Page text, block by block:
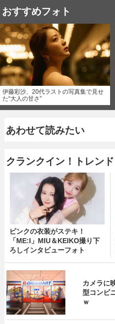
おすすめフォト
伊藤彩沙、20代ラストの写真集で見せ
た“大人の甘さ”
あわせて読みたい
クランクイン！トレン
ピンクの衣装がステキ！
「ME:I」MIU＆KEIKO撮り下
ろしインタビューフォト
カメラに
型コンビ
ｗ